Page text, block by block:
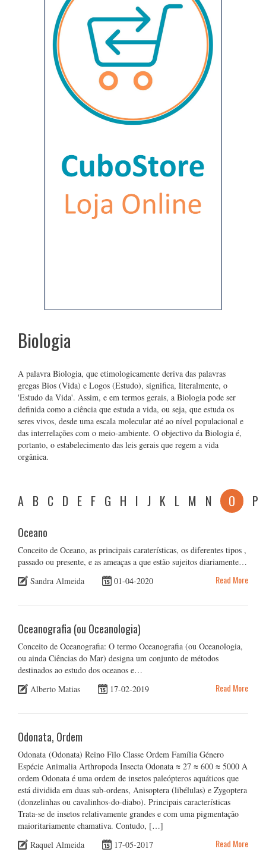
Biologia
A palavra Biologia, que etimologicamente deriva das palavras
gregas Bios (Vida) e Logos (Estudo), significa, literalmente, o
'Estudo da Vida'. Assim, e em termos gerais, a Biologia pode ser
definida como a ciência que estuda a vida, ou seja, que estuda os
seres vivos, desde uma escala molecular até ao nível populacional e
das interrelações com o meio-ambiente. O objectivo da Biologia é,
portanto, o estabelecimento das leis gerais que regem a vida
orgânica.
A B C D E F G H I J K L M N O P
Oceano
Conceito de Oceano, as principais caraterísticas, os diferentes tipos ,
passado ou presente, e as ameaças a que estão sujeitos diariamente…
Sandra Almeida
01-04-2020 Read More
Oceanografia (ou Oceanologia)
Conceito de Oceanografia: O termo Oceanografia (ou Oceanologia,
ou ainda Ciências do Mar) designa um conjunto de métodos
destinados ao estudo dos oceanos e…
Alberto Matias
17-02-2019 Read More
Odonata, Ordem
Odonata (Odonata) Reino Filo Classe Ordem Família Género
Espécie Animalia Arthropoda Insecta Odonata ≈ 27 ≈ 600 ≈ 5000 A
ordem Odonata é uma ordem de insetos paleópteros aquáticos que
está dividida em duas sub-ordens, Anisoptera (libélulas) e Zygoptera
(donzelinhas ou cavalinhos-do-diabo). Principais características
Trata-se de insetos relativamente grandes e com uma pigmentação
maioritariamente chamativa. Contudo, […]
Raquel Almeida
17-05-2017 Read More